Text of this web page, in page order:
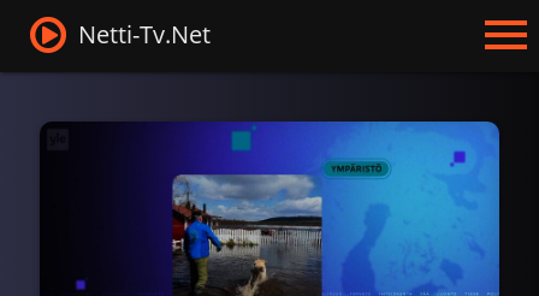
Netti-Tv.Net